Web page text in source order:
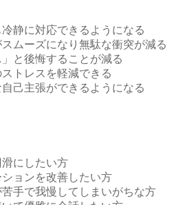
静に対応できるようになる
ムーズになり無駄な衝突が減る
と後悔することが減る
トレスを軽減できる
己主張ができるようになる
にしたい方
ョンを改善したい方
手で我慢してしまいがちな方